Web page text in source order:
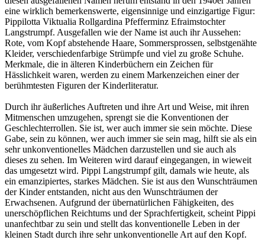
eine wirklich bemerkenswerte, eigensinnige und einzigartige Figur:
Pippilotta Viktualia Rollgardina Pfefferminz Efraimstochter
Langstrumpf. Ausgefallen wie der Name ist auch ihr Aussehen:
Rote, vom Kopf abstehende Haare, Sommersprossen, selbstgenähte
Kleider, verschiedenfarbige Strümpfe und viel zu große Schuhe.
Merkmale, die in älteren Kinderbüchern ein Zeichen für
Hässlichkeit waren, werden zu einem Markenzeichen einer der
berühmtesten Figuren der Kinderliteratur.
Durch ihr äußerliches Auftreten und ihre Art und Weise, mit ihren
Mitmenschen umzugehen, sprengt sie die Konventionen der
Geschlechterrollen. Sie ist, wer auch immer sie sein möchte. Diese
Gabe, sein zu können, wer auch immer sie sein mag, hilft sie als ein
sehr unkonventionelles Mädchen darzustellen und sie auch als
dieses zu sehen. Im Weiteren wird darauf eingegangen, in wieweit
das umgesetzt wird. Pippi Langstrumpf gilt, damals wie heute, als
ein emanzipiertes, starkes Mädchen. Sie ist aus den Wunschträumen
der Kinder entstanden, nicht aus den Wunschträumen der
Erwachsenen. Aufgrund der übernatürlichen Fähigkeiten, des
unerschöpflichen Reichtums und der Sprachfertigkeit, scheint Pippi
unanfechtbar zu sein und stellt das konventionelle Leben in der
kleinen Stadt durch ihre sehr unkonventionelle Art auf den Kopf.